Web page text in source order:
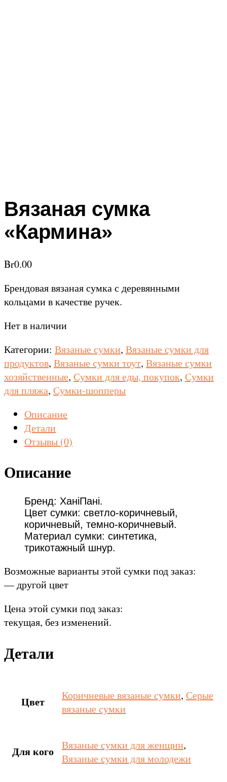
Вязаная сумка
«Кармина»
Br0.00
Брендовая вязаная сумка с деревянными
кольцами в качестве ручек.
Нет в наличии
Категории: Вязаные сумки, Вязаные сумки для
продуктов, Вязаные сумки тоут, Вязаные сумки
хозяйственные, Сумки для еды, покупок, Сумки
для пляжа, Сумки-шопперы
Описание
Детали
Отзывы (0)
Описание
Бренд: ХаніПані.
Цвет сумки: светло-коричневый,
коричневый, темно-коричневый.
Материал сумки: синтетика,
трикотажный шнур.
Возможные варианты этой сумки под заказ:
— другой цвет
Цена этой сумки под заказ:
текущая, без изменений.
Детали
Цвет Коричневые вязаные сумки, Серые
вязаные сумки
Для кого Вязаные сумки для женщин,
Вязаные сумки для молодежи